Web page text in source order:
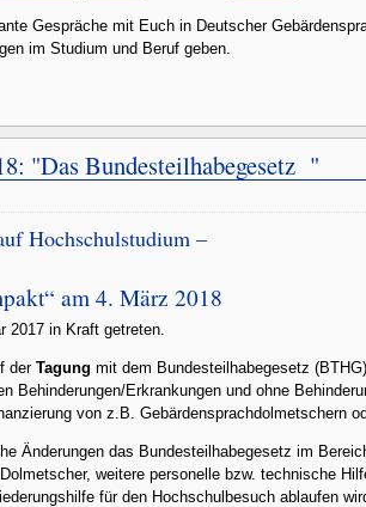
Gespräche mit Euch in Deutscher
im Studium und Beruf geben.
"Das Bundesteilhabegesetz "
Hochschulstudium –
am 4. März 2018
2017 in Kraft getreten.
derTagung mit dem Bundesteilhabegesetz
Behinderungen/Erkrankungen und ohne
von z.B. Gebärdensprachdolmetschern
Änderungen das Bundesteilhabegesetz im
weitere personelle bzw. technische
für den Hochschulbesuch ablaufen